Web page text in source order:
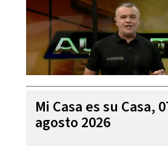
Mi Casa es su Casa,
agosto 2026